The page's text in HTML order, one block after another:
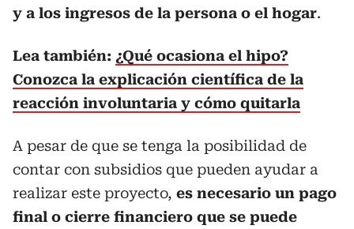
y a los ingresos de la persona o el hogar.
Lea también: ¿Qué ocasiona el hipo?
Conozca la explicación científica de la
reacción involuntaria y cómo quitarla
A pesar de que se tenga la posibilidad de
contar con subsidios que pueden ayudar a
realizar este proyecto, es necesario un pago
final o cierre financiero que se puede